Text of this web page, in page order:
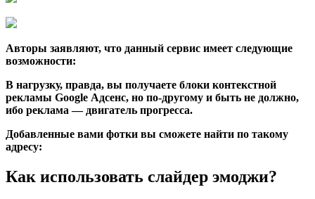
Авторы заявляют, что данный сервис имеет следующие
возможности:
В нагрузку, правда, вы получаете блоки контекстной
рекламы Google Адсенс, но по-другому и быть не должно,
ибо реклама — двигатель прогресса.
Добавленные вами фотки вы сможете найти по такому
адресу:
Как использовать слайдер эмоджи?